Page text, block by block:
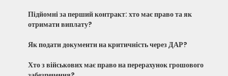
Підйомні за перший контракт: хто має право та як
отримати виплату?
Як подати документи на критичність через ДАР?
Хто з військових має право на перерахунок грошового